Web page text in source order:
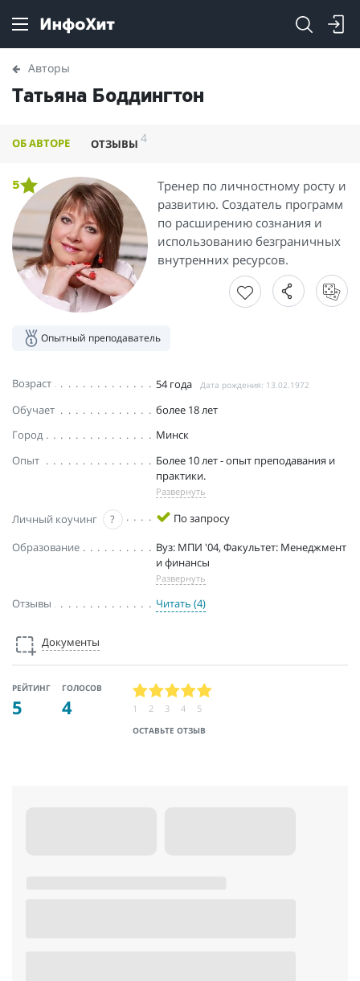
Авторы
Татьяна Боддингтон
ОБ АВТОРЕ ОТЗЫВЫ 4
5
Тренер по личностному росту и
развитию. Создатель программ
по расширению сознания и
использованию безграничных
внутренних ресурсов.
Опытный преподаватель
Возраст 54 года Дата рождения: 13.02.1972
Обучает
более 18 лет
Город
Минск
Опыт
Более 10 лет - опыт преподавания и
практики.
Развернуть
Личный коучинг ?
По запросу
Образование
Вуз: МПИ '04, Факультет: Менеджмент
и финансы
Развернуть
Отзывы Читать (4)
Документы
РЕЙТИНГ
5
ГОЛОСОВ
4
ОСТАВЬТЕ ОТЗЫВ
1 2 3 4 5